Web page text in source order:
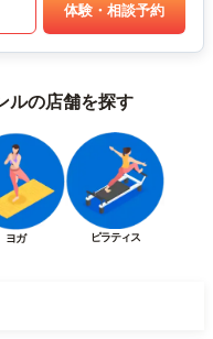
体験・相談予約
ルの店舗を探す
ヨガ ピラティス